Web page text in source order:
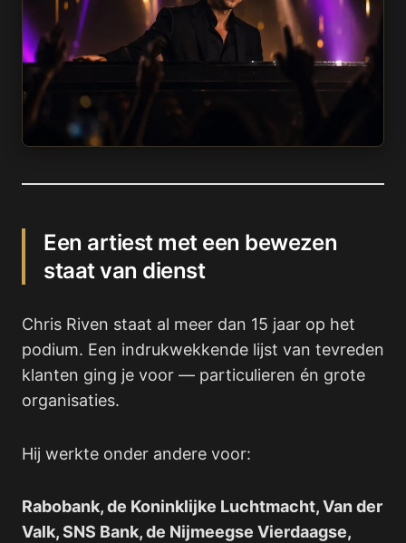
Een artiest met een bewezen
staat van dienst
Chris Riven staat al meer dan 15 jaar op het
podium. Een indrukwekkende lijst van tevreden
klanten ging je voor — particulieren én grote
organisaties.
Hij werkte onder andere voor:
Rabobank, de Koninklijke Luchtmacht, Van der
Valk, SNS Bank, de Nijmeegse Vierdaagse,